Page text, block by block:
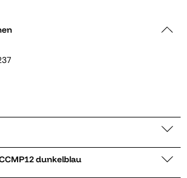
zu Poloshirt CCMP12 dunkelblau